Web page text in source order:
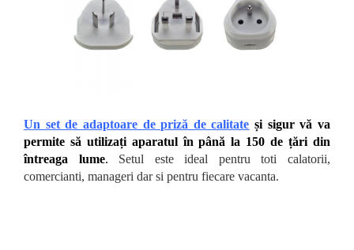
Un set de adaptoare de priză de calitate și sigur vă va
permite să utilizați aparatul în până la 150 de țări din
întreaga lume. Setul este ideal pentru toti calatorii,
comercianti, manageri dar si pentru fiecare vacanta.